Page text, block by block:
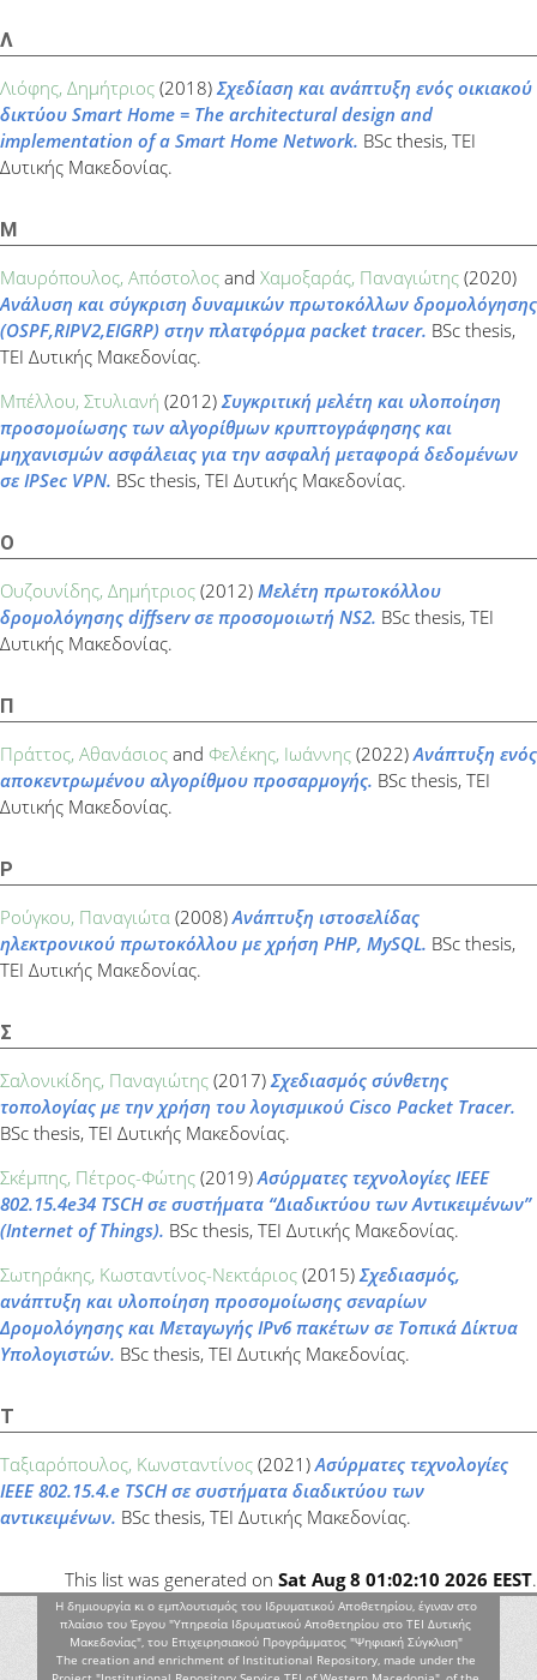
Λ
Λιόφης, Δημήτριος (2018) Σχεδίαση και ανάπτυξη ενός οικιακού
δικτύου Smart Home = The architectural design and
implementation of a Smart Home Network. BSc thesis, ΤΕΙ
Δυτικής Μακεδονίας.
Μ
Μαυρόπουλος, Απόστολος and Χαμοξαράς, Παναγιώτης (2020)
Ανάλυση και σύγκριση δυναμικών πρωτοκόλλων δρομολόγησης
(OSPF,RIPV2,EIGRP) στην πλατφόρμα packet tracer. BSc thesis,
ΤΕΙ Δυτικής Μακεδονίας.
Μπέλλου, Στυλιανή (2012) Συγκριτική μελέτη και υλοποίηση
προσομοίωσης των αλγορίθμων κρυπτογράφησης και
μηχανισμών ασφάλειας για την ασφαλή μεταφορά δεδομένων
σε IPSec VPN. BSc thesis, ΤΕΙ Δυτικής Μακεδονίας.
Ο
Ουζουνίδης, Δημήτριος (2012) Μελέτη πρωτοκόλλου
δρομολόγησης diffserv σε προσομοιωτή NS2. BSc thesis, ΤΕΙ
Δυτικής Μακεδονίας.
Π
Πράττος, Αθανάσιος and Φελέκης, Ιωάννης (2022)Ανάπτυξη ενός
αποκεντρωμένου αλγορίθμου προσαρμογής. BSc thesis, ΤΕΙ
Δυτικής Μακεδονίας.
Ρ
Ρούγκου, Παναγιώτα (2008)Ανάπτυξη ιστοσελίδας
ηλεκτρονικού πρωτοκόλλου με χρήση PHP, MySQL. BSc thesis,
ΤΕΙ Δυτικής Μακεδονίας.
Σ
Σαλονικίδης, Παναγιώτης (2017) Σχεδιασμός σύνθετης
τοπολογίας με την χρήση του λογισμικού Cisco Packet Tracer.
BSc thesis, ΤΕΙ Δυτικής Μακεδονίας.
Σκέμπης, Πέτρος-Φώτης (2019)Ασύρματες τεχνολογίες IEEE
802.15.4e34 TSCH σε συστήματα “Διαδικτύου των Αντικειμένων”
(Internet of Things). BSc thesis, ΤΕΙ Δυτικής Μακεδονίας.
Σωτηράκης, Κωσταντίνος-Νεκτάριος (2015) Σχεδιασμός,
ανάπτυξη και υλοποίηση προσομοίωσης σεναρίων
Δρομολόγησης και Μεταγωγής IPv6 πακέτων σε Τοπικά Δίκτυα
Υπολογιστών. BSc thesis, ΤΕΙ Δυτικής Μακεδονίας.
Τ
Ταξιαρόπουλος, Κωνσταντίνος (2021)Ασύρματες τεχνολογίες
IEEE 802.15.4.e TSCH σε συστήματα διαδικτύου των
αντικειμένων. BSc thesis, ΤΕΙ Δυτικής Μακεδονίας.
This list was generated on Sat Aug 8 01:02:10 2026 EEST.
Η δημιουργία κι ο εμπλουτισμός του Ιδρυματικού Αποθετηρίου, έγιναν στο
πλαίσιο του Έργου "Υπηρεσία Ιδρυματικού Αποθετηρίου στο ΤΕΙ Δυτικής
Μακεδονίας", του Επιχειρησιακού Προγράμματος "Ψηφιακή Σύγκλιση"
The creation and enrichment of Institutional Repository, made under the